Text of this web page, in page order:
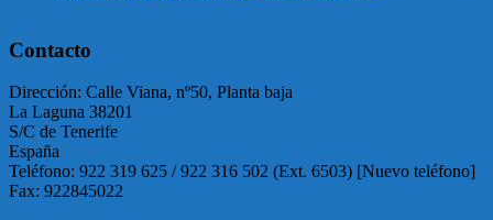
Contacto
Dirección: Calle Viana, nº50, Planta baja
La Laguna 38201
S/C de Tenerife
España
Teléfono: 922 319 625 / 922 316 502 (Ext. 6503) [Nuevo teléfono]
Fax: 922845022